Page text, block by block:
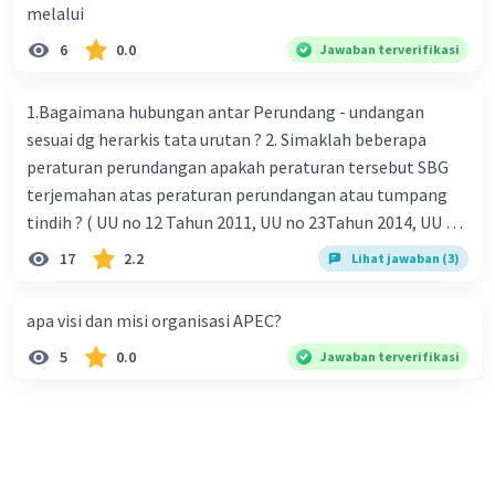
melalui
6 0.0 Jawaban terverifikasi
1.Bagaimana hubungan antar Perundang - undangan
sesuai dg herarkis tata urutan ? 2. Simaklah beberapa
peraturan perundangan apakah peraturan tersebut SBG
terjemahan atas peraturan perundangan atau tumpang
tindih ? ( UU no 12 Tahun 2011, UU no 23Tahun 2014, UU No
25 Tahun 2004 ) 3 . Tuliskan peraturan perundangan yg di
undangkan atas perintah TAP MPR NO I / MPR/ 2003
pasal18, pasal 22, pasal 23, Pasal 26 , Pasal 27,pasal ,pasal
28, pasal 29, pasal 30 ,pasal 31 dan pasal 33 )
17 2.2 Lihat jawaban (3)
apa visi dan misi organisasi APEC?
5 0.0 Jawaban terverifikasi